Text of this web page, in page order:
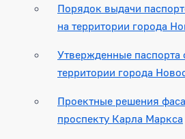
Порядок выдачи
на территории города
Утвержденные паспорта
территории города
Проектные решения
проспекту Карла Маркса